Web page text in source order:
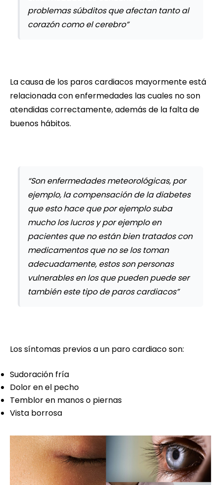
problemas súbditos que afectan tanto al
corazón como el cerebro”
La causa de los paros cardiacos mayormente está
relacionada con enfermedades las cuales no son
atendidas correctamente, además de la falta de
buenos hábitos.
“Son enfermedades meteorológicas, por
ejemplo, la compensación de la diabetes
que esto hace que por ejemplo suba
mucho los lucros y por ejemplo en
pacientes que no están bien tratados con
medicamentos que no se los toman
adecuadamente, estos son personas
vulnerables en los que pueden puede ser
también este tipo de paros cardiacos”
Los síntomas previos a un paro cardiaco son:
Sudoración fría
Dolor en el pecho
Temblor en manos o piernas
Vista borrosa